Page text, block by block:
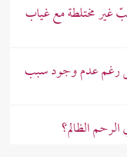
غير مختلطة مع غياب
رغم عدم وجود سبب
الظالم؟